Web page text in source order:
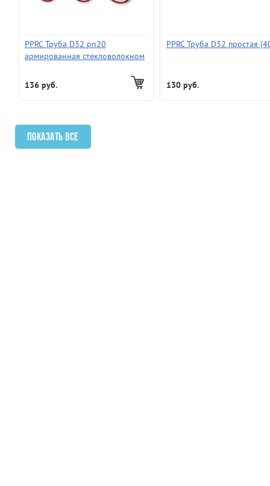
PPRC Труба D32 pn20
армированная стекловолокном
136 руб.
PPRC Труба D32 простая
130 руб.
Показать все